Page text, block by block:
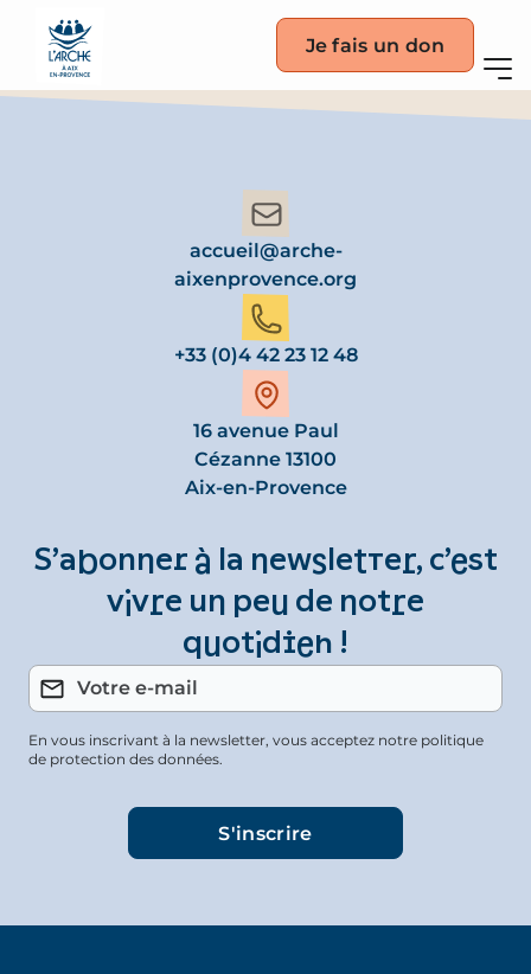
Je fais un don
accueil@arche-
aixenprovence.org
+33 (0)4 42 23 12 48
16 avenue Paul
Cézanne 13100
Aix-en-Provence
S’abonner à la newsletter, c’est
vivre un peu de notre
quotidien !
En vous inscrivant à la newsletter, vous acceptez notre politique
de protection des données.